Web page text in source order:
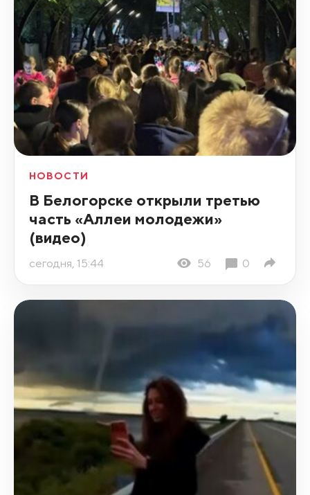
НОВОСТИ
В Белогорске открыли третью
часть «Аллеи молодежи»
(видео)
сегодня, 15:44 56 0